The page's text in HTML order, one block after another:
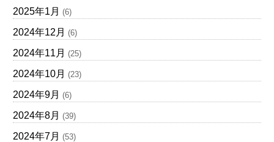
2025年1月 (6)
2024年12月 (6)
2024年11月 (25)
2024年10月 (23)
2024年9月 (6)
2024年8月 (39)
2024年7月 (53)